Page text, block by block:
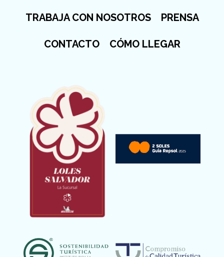
TRABAJA CON NOSOTROS PRENSA
CONTACTO CÓMO LLEGAR